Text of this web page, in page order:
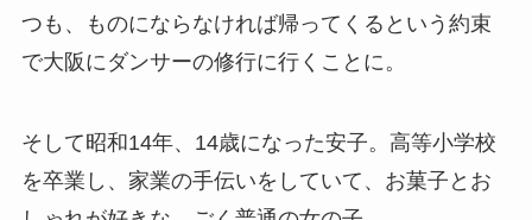
つも、ものにならなければ帰ってくるという約束
で大阪にダンサーの修行に行くことに。
そして昭和14年、14歳になった安子。高等小学校
を卒業し、家業の手伝いをしていて、お菓子とお